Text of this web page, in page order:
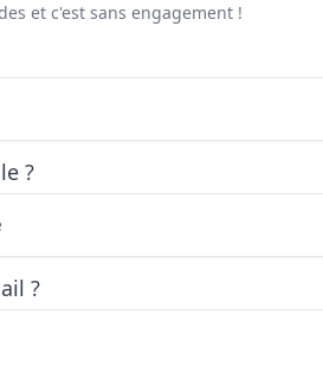
et c'est sans engagement !
?
?